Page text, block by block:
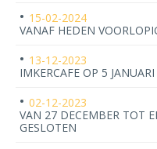
15-02-2024
VANAF HEDEN
13-12-2023
IMKERCAFE OP 5
02-12-2023
VAN 27 DECEMBER TOT
GESLOTEN